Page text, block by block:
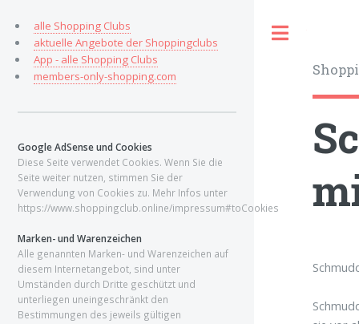
alle Shopping Clubs
aktuelle Angebote der Shoppingclubs
App - alle Shopping Clubs
members-only-shopping.com
Google AdSense und Cookies
Diese Seite verwendet Cookies. Wenn Sie die
Seite weiter nutzen, stimmen Sie der
Verwendung von Cookies zu. Mehr Infos unter
https://www.shoppingclub.online/impressum#toCookies
Marken- und Warenzeichen
Alle genannten Marken- und Warenzeichen auf
diesem Internetangebot, sind unter
Umständen durch Dritte geschützt und
unterliegen uneingeschränkt den
Bestimmungen des jeweils gültigen